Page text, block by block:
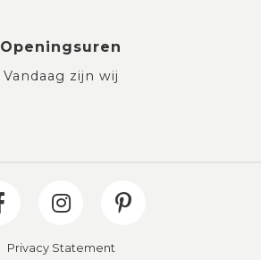
Openingsuren
Vandaag zijn wij
Privacy Statement